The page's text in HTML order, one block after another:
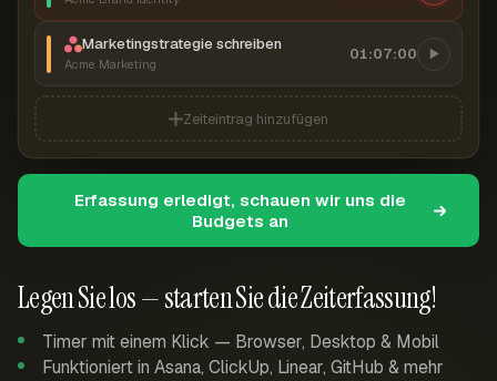
Legen Sie los — starten Sie die Zeiterfassung!
Timer mit einem Klick — Browser, Desktop & Mobil
Funktioniert in Asana, ClickUp, Linear, GitHub & mehr
Marketingstrategie schreiben
Acme Marketing
01:07:00
Zeiteintrag hinzufügen
Erfassung erledigt, schauen wir uns die
Budgets an